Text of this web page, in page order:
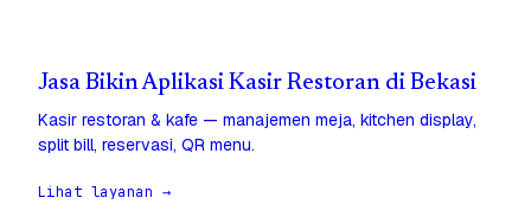
Jasa Bikin Aplikasi Kasir Restoran di Bekasi
Kasir restoran & kafe — manajemen meja, kitchen display,
split bill, reservasi, QR menu.
Lihat layanan →